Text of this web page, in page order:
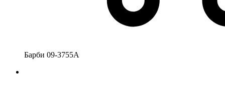
Барби 09-3755А